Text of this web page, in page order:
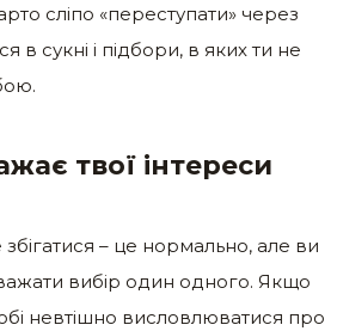
сліпо «переступати» через
в сукні і підбори, в яких ти не
твої інтереси
– це нормально, але ви
вибір один одного. Якщо
невтішно висловлюватися про